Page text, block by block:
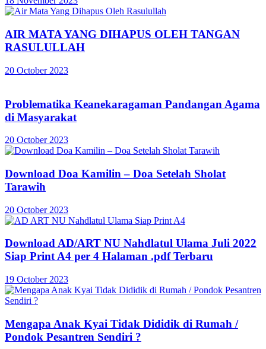
AIR MATA YANG DIHAPUS OLEH TANGAN
RASULULLAH
20 October 2023
Problematika Keanekaragaman Pandangan Agama
di Masyarakat
20 October 2023
Download Doa Kamilin – Doa Setelah Sholat
Tarawih
20 October 2023
Download AD/ART NU Nahdlatul Ulama Juli 2022
Siap Print A4 per 4 Halaman .pdf Terbaru
19 October 2023
Mengapa Anak Kyai Tidak Dididik di Rumah /
Pondok Pesantren Sendiri ?